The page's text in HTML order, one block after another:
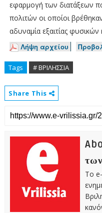
εφαρμογή των διατάξεων
πολιτών οι οποίοι
αδυναμία εξαιτίας
Λήψη αρχείου
Tags # ΒΡΙΛΗΣΣΙΑ
Share This
Το